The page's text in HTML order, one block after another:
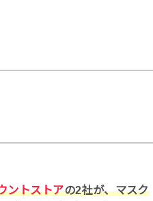
ントストアの2社が、マスク